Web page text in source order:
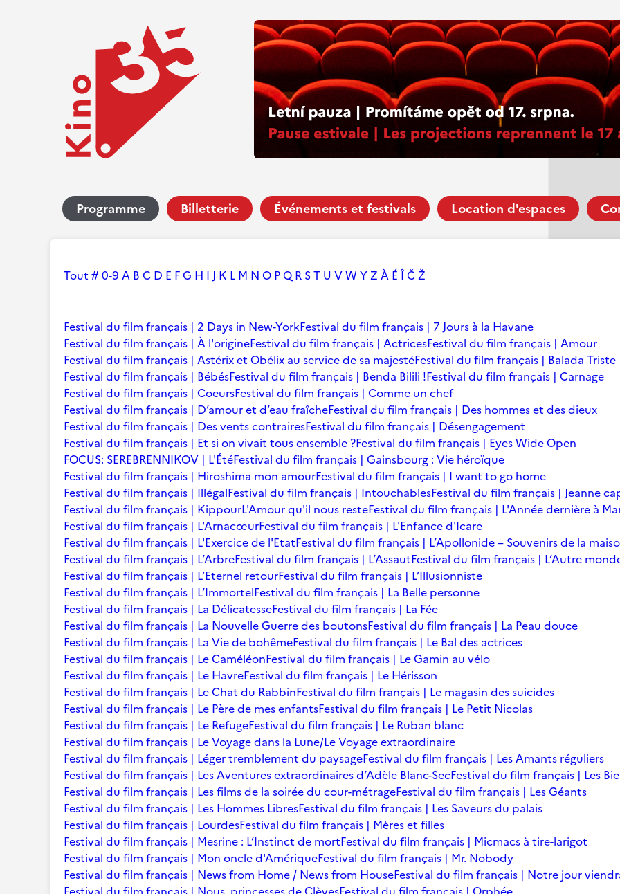
Programme Billetterie Événements et festivals Location d'espaces
Tout # 0-9 A B C D E FG H I J K L M N O PQ R ST U VW YZ À É ÎČŽ
Festival du film français | 2 Days in New-YorkFestival du film français | 7 Jours à la Havane
Festival du film français | À l'origineFestival du film français | ActricesFestival du film français | Amour
Festival du film français | Astérix et Obélix au service de sa majestéFestival du film français | Balada Triste
Festival du film français | BébésFestival du film français | Benda Bilili !Festival du film français | Carnage
Festival du film français | CoeursFestival du film français | Comme un chef
Festival du film français | D’amour et d’eau fraîcheFestival du film français | Des hommes et des dieux
Festival du film français | Des vents contrairesFestival du film français | Désengagement
Festival du film français | Et si on vivait tous ensemble ?Festival du film français | Eyes Wide Open
FOCUS: SEREBRENNIKOV | L'ÉtéFestival du film français | Gainsbourg : Vie héroïque
Festival du film français | Hiroshima mon amourFestival du film français | I want to go home
Festival du film français | IllégalFestival du film français | IntouchablesFestival du film français | Jeanne
Festival du film français | KippourL'Amour qu'il nous resteFestival du film français | L'Année dernière à
Festival du film français | L'ArnacœurFestival du film français | L'Enfance d'Icare
Festival du film français | L'Exercice de l'EtatFestival du film français | L’Apollonide – Souvenirs de la
Festival du film français | L’ArbreFestival du film français | L’AssautFestival du film français | L’Autre
Festival du film français | L’Eternel retourFestival du film français | L’Illusionniste
Festival du film français | L’ImmortelFestival du film français | La Belle personne
Festival du film français | La DélicatesseFestival du film français | La Fée
Festival du film français | La Nouvelle Guerre des boutonsFestival du film français | La Peau douce
Festival du film français | La Vie de bohêmeFestival du film français | Le Bal des actrices
Festival du film français | Le CaméléonFestival du film français | Le Gamin au vélo
Festival du film français | Le HavreFestival du film français | Le Hérisson
Festival du film français | Le Chat du RabbinFestival du film français | Le magasin des suicides
Festival du film français | Le Père de mes enfantsFestival du film français | Le Petit Nicolas
Festival du film français | Le RefugeFestival du film français | Le Ruban blanc
Festival du film français | Le Voyage dans la Lune/Le Voyage extraordinaire
Festival du film français | Léger tremblement du paysageFestival du film français | Les Amants réguliers
Festival du film français | Les Aventures extraordinaires d’Adèle Blanc-SecFestival du film français | Les
Festival du film français | Les films de la soirée du cour-métrageFestival du film français | Les Géants
Festival du film français | Les Hommes LibresFestival du film français | Les Saveurs du palais
Festival du film français | LourdesFestival du film français | Mères et filles
Festival du film français | Mesrine : L’Instinct de mortFestival du film français | Micmacs à tire-larigot
Festival du film français | Mon oncle d'AmériqueFestival du film français | Mr. Nobody
Festival du film français | News from Home / News from HouseFestival du film français | Notre jour